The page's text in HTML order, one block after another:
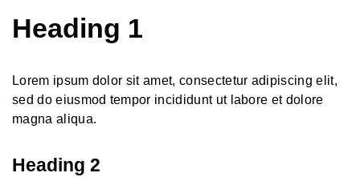
Heading 1
Lorem ipsum dolor sit amet, consectetur adipiscing elit,
sed do eiusmod tempor incididunt ut labore et dolore
magna aliqua.
Heading 2